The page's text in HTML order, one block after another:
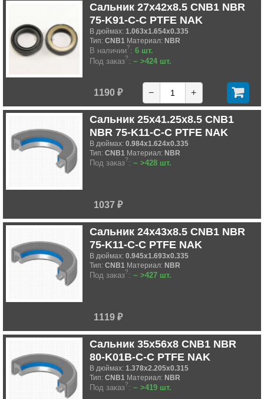
Сальник 27x42x8.5 CNB1 NBR
75-K91-C-C PTFE NAK
В дюймах: 1.063x1.654x0.335
Тип: CNB1 Материал: NBR
В наличии?: 6 шт.
Под заказ?: ~ >424 шт.
1190 ₽ − +
Сальник 25x41.25x8.5 CNB1
NBR 75-K11-C-C PTFE NAK
В дюймах: 0.984x1.624x0.335
Тип: CNB1 Материал: NBR
Под заказ?: ~ >428 шт.
1037 ₽
Сальник 24x43x8.5 CNB1 NBR
75-K11-C-C PTFE NAK
В дюймах: 0.945x1.693x0.335
Тип: CNB1 Материал: NBR
Под заказ?: ~ >427 шт.
1119 ₽
Сальник 35x56x8 CNB1 NBR
80-K01B-C-C PTFE NAK
В дюймах: 1.378x2.205x0.315
Тип: CNB1 Материал: NBR
Под заказ?: ~ >419 шт.